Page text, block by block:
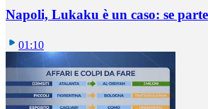
Napoli, Lukaku è un caso: se
01:10